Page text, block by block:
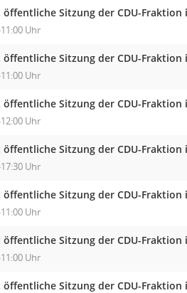
Sitzung der CDU-Fraktion
Uhr
Sitzung der CDU-Fraktion
Uhr
Sitzung der CDU-Fraktion
Uhr
Sitzung der CDU-Fraktion
Uhr
Sitzung der CDU-Fraktion
Uhr
Sitzung der CDU-Fraktion
Uhr
Sitzung der CDU-Fraktion